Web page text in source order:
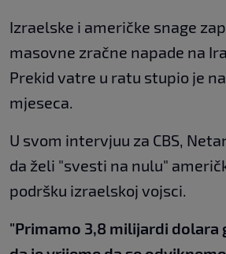
Izraelske i američke snage
masovne zračne napade na
Prekid vatre u ratu stupio je
mjeseca.
U svom intervjuu za CBS,
da želi "svesti na nulu"
podršku izraelskoj vojsci.
"Primamo 3,8 milijardi dolara